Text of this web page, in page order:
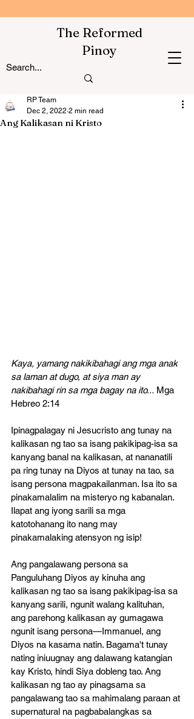
The Reformed
Pinoy
Ang Kalikasan ni Kristo
RP Team
Dec 2, 2022 2 min read
Kaya, yamang nakikibahagi ang mga anak
sa laman at dugo, at siya man ay
nakibahagi rin sa mga bagay na ito... Mga
Hebreo 2:14
Ipinagpalagay ni Jesucristo ang tunay na
kalikasan ng tao sa isang pakikipag-isa sa
kanyang banal na kalikasan, at nananatili
pa ring tunay na Diyos at tunay na tao, sa
isang persona magpakailanman. Isa ito sa
pinakamalalim na misteryo ng kabanalan.
Ilapat ang iyong sarili sa mga
katotohanang ito nang may
pinakamalaking atensyon ng isip!
Ang pangalawang persona sa
Panguluhang Diyos ay kinuha ang
kalikasan ng tao sa isang pakikipag-isa sa
kanyang sarili, ngunit walang kalituhan,
ang parehong kalikasan ay gumagawa
ngunit isang persona—Immanuel, ang
Diyos na kasama natin. Bagama't tunay
nating iniuugnay ang dalawang katangian
kay Kristo, hindi Siya dobleng tao. Ang
kalikasan ng tao ay pinagsama sa
pangalawang tao sa mahimalang paraan at
supernatural na pagbabalangkas sa